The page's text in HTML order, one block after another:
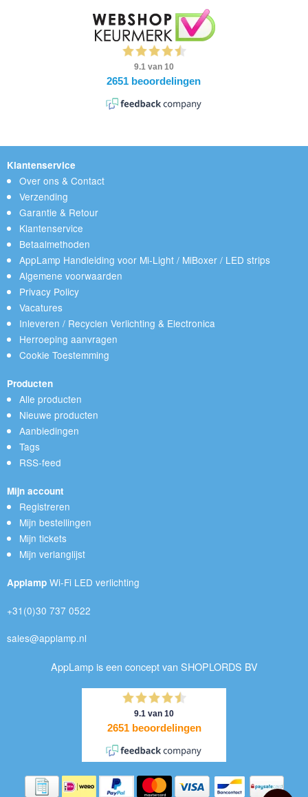
Klantenservice
Over ons & Contact
Verzending
Garantie & Retour
Klantenservice
Betaalmethoden
AppLamp Handleiding voor Mi-Light / MiBoxer / LED strips
Algemene voorwaarden
Privacy Policy
Vacatures
Inleveren / Recyclen Verlichting & Electronica
Herroeping aanvragen
Cookie Toestemming
Producten
Alle producten
Nieuwe producten
Aanbiedingen
Tags
RSS-feed
Mijn account
Registreren
Mijn bestellingen
Mijn tickets
Mijn verlanglijst
Applamp Wi-Fi LED verlichting
+31(0)30 737 0522
sales@applamp.nl
AppLamp is een concept van SHOPLORDS BV